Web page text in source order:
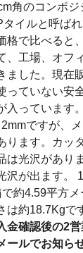
角のコンポ
イルと呼ば
格で比べると
、工場、オフ
ました。現在
っていない安
入っています
ですが、
ります。カッ
は光沢があり
沢が出ます。
約4.59平方
は約18.7Kgで
金確認後の2
ールでお知ら